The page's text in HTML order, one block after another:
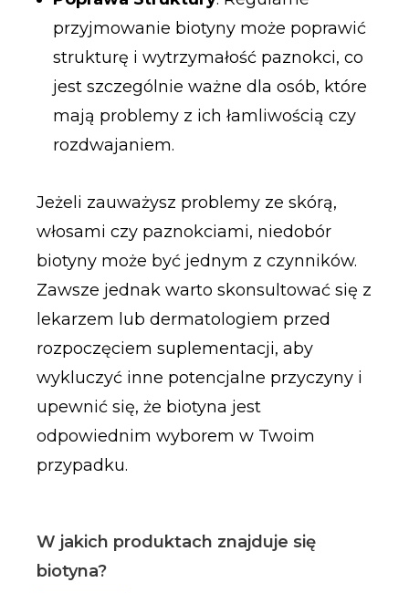
przyjmowanie biotyny może poprawić
strukturę i wytrzymałość paznokci, co
jest szczególnie ważne dla osób, które
mają problemy z ich łamliwością czy
rozdwajaniem.
Jeżeli zauważysz problemy ze skórą,
włosami czy paznokciami, niedobór
biotyny może być jednym z czynników.
Zawsze jednak warto skonsultować się z
lekarzem lub dermatologiem przed
rozpoczęciem suplementacji, aby
wykluczyć inne potencjalne przyczyny i
upewnić się, że biotyna jest
odpowiednim wyborem w Twoim
przypadku.
W jakich produktach znajduje się
biotyna?